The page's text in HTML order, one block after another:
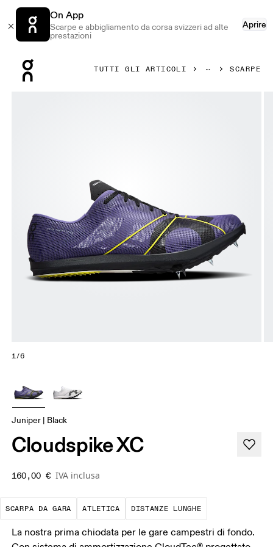
On App
Scarpe e abbigliamento da corsa svizzeri ad alte
prestazioni
Aprire
TUTTI GLI ARTICOLI SCARPE
1/6
Juniper | Black
Cloudspike XC
160,00 € IVA inclusa
SCARPA DA GARA
È progettata per la velocità in ogni
ATLETICA
Gare di atletica dallo sprint al
DISTANZE LUNGHE
Queste
La nostra prima chiodata per le gare campestri di fondo.